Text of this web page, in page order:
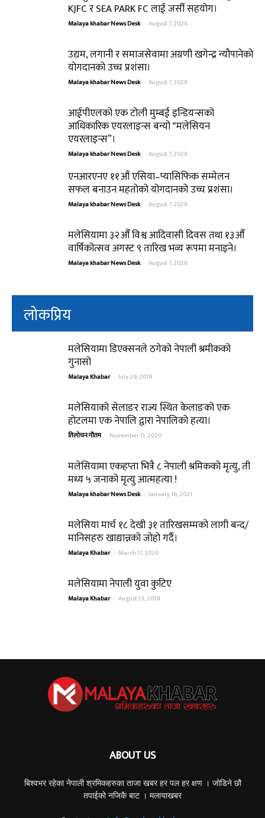
KJFC र SEA PARK FC लाई जर्सी सहयोग।
Malaya khabar News Desk - August 7, 2026
उद्यम, लगानी र समाजसेवामा अग्रणी खगेन्द्र न्यौपानेको
योगदानको उच्च प्रशंसा।
Malaya khabar News Desk - August 7, 2026
आईपीएलको एक टोली मुम्बई इन्डियन्सको
आधिकारिक एयरलाइन्स बन्यो “मलेसियन
एयरलाइन्स”।
Malaya khabar News Desk - August 7, 2026
एनआरएनए ११औं एसिया–प्यासिफिक सम्मेलन
सफल बनाउन महतोको योगदानको उच्च प्रशंसा।
Malaya khabar News Desk - August 7, 2026
मलेसियामा ३२औँ विश्व आदिवासी दिवस तथा १३औँ
वार्षिकोत्सव अगस्ट ९ तारिख भव्य रूपमा मनाइने।
Malaya khabar News Desk - August 7, 2026
लोकप्रिय
मलेसियामा डिएक्सनले ठगेको नेपाली श्रमीकको
गुनासो
Malaya Khabar - July 29, 2019
मलेसियाको सेलाङर राज्य स्थित केलाङको एक
होटलमा एक नेपालि द्वारा नेपालिको हत्या।
तिलोचन गौतम - November 11, 2020
मलेसियामा एकहप्ता भित्रै ८ नेपाली श्रमिकको मृत्यु, ती
मध्य ५ जनाको मृत्यु आत्महत्या !
Malaya khabar News Desk - January 16, 2021
मलेसिया मार्च १८ देखी ३१ तारिखसम्मको लागी बन्द/
मानिसहरु खाद्यान्नको जोहो गर्दै।
Malaya Khabar - March 17, 2020
मलेसियामा नेपाली युवा कुटिए
Malaya Khabar - August 13, 2019
ABOUT US
बिश्वभर रहेका नेपाली श्रमिकहरुका ताजा खबर हर पल हर क्षण । जोडिने छौ
तपाईको नजिकै बाट । मलायाखबर